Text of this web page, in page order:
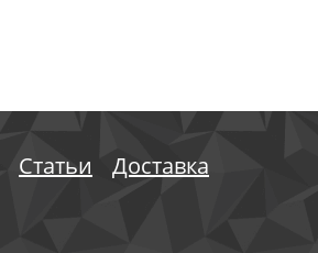
Статьи
Доставка